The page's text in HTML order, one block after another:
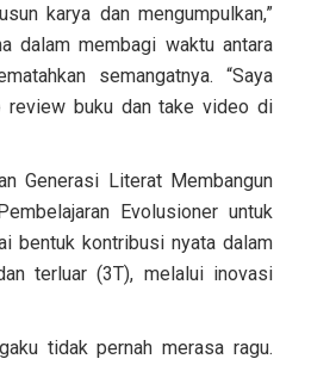
karya dan mengumpulkan,”
dalam membagi waktu antara
semangatnya. “Saya
review buku dan take video di
Generasi Literat Membangun
Evolusioner untuk
bentuk kontribusi nyata dalam
terluar (3T), melalui inovasi
tidak pernah merasa ragu.